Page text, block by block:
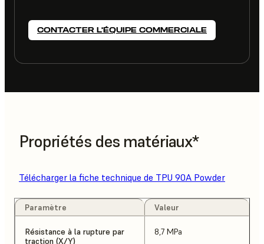
CONTACTER L’ÉQUIPE COMMERCIALE
Propriétés des matériaux*
Télécharger la fiche technique de TPU 90A Powder
Paramètre Valeur
Résistance à la rupture par
traction (X/Y)
8,7 MPa